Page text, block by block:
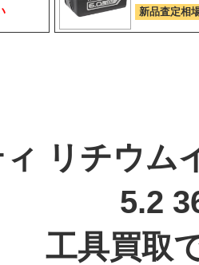
新品査定相
ィ リチウム
5.2
工具買取